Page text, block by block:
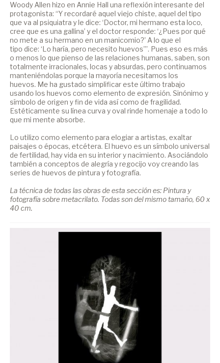
Woody Allen hizo en Annie Hall una reflexión interesante del
protagonista: “Y recordaré aquel viejo chiste, aquel del tipo
que va al psiquiatra y le dice: ‘Doctor, mi hermano esta loco,
cree que es una gallina’ y el doctor responde: ‘¿Pues por qué
no mete a su hermano en un manicomio?’ A lo que el
tipo dice: ‘Lo haría, pero necesito huevos’”. Pues eso es más
o menos lo que pienso de las relaciones humanas, saben, son
totalmente irracionales, locas y absurdas, pero continuamos
manteniéndolas porque la mayoría necesitamos los
huevos. Me ha gustado simplificar este último trabajo
usando los huevos como elemento de expresión. Sinónimo y
símbolo de origen y fin de vida así como de fragilidad.
Estéticamente su línea curva y oval rinde homenaje a todo lo
que mi mente absorbe.
Lo utilizo como elemento para elogiar a artistas, exaltar
paisajes o épocas, etcétera. El huevo es un símbolo universal
de fertilidad, hay vida en su interior y nacimiento. Asociándolo
también a conceptos de alegría y regocijo voy creando las
series de huevos de pintura y fotografía.
La técnica de todas las obras de esta sección es: Pintura y
fotografía sobre metacrilato. Todas son del mismo tamaño, 60 x
40 cm.